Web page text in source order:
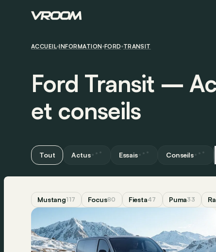
ACCUEIL INFORMATION FORD TRANSIT
Ford Transit ―
et conseils
Tout Actus Essais Conseils
Mustang117 Focus80 Fiesta47 Puma33